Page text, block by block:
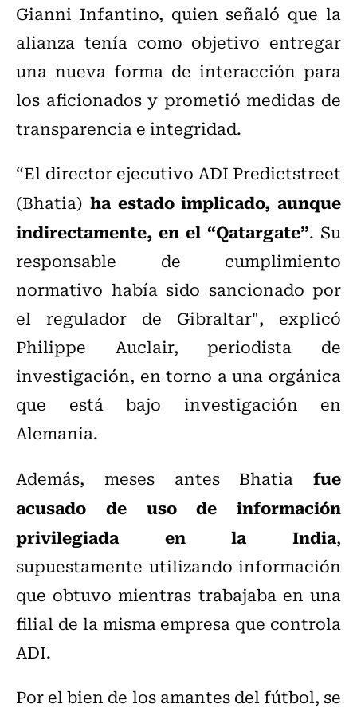
Gianni Infantino, quien señaló que la
alianza tenía como objetivo entregar
una nueva forma de interacción para
los aficionados y prometió medidas de
transparencia e integridad.
“El director ejecutivo ADI Predictstreet
(Bhatia) ha estado implicado, aunque
indirectamente, en el “Qatargate”. Su
responsable de cumplimiento
normativo había sido sancionado por
el regulador de Gibraltar", explicó
Philippe Auclair, periodista de
investigación, en torno a una orgánica
que está bajo investigación en
Alemania.
Además, meses antes Bhatia fue
acusado de uso de información
privilegiada en la India,
supuestamente utilizando información
que obtuvo mientras trabajaba en una
filial de la misma empresa que controla
ADI.
Por el bien de los amantes del fútbol, se